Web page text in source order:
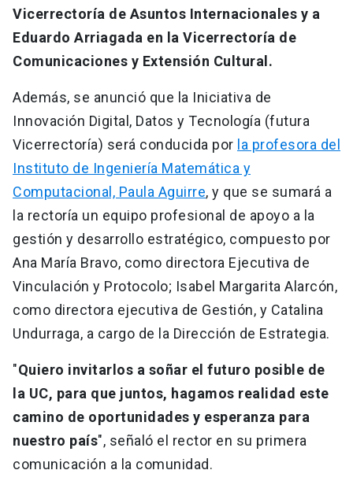
Vicerrectoría de Asuntos Internacionales y a
Eduardo Arriagada en la Vicerrectoría de
Comunicaciones y Extensión Cultural.
Además, se anunció que la Iniciativa de
Innovación Digital, Datos y Tecnología (futura
Vicerrectoría) será conducida por la profesora del
Instituto de Ingeniería Matemática y
Computacional, Paula Aguirre, y que se sumará a
la rectoría un equipo profesional de apoyo a la
gestión y desarrollo estratégico, compuesto por
Ana María Bravo, como directora Ejecutiva de
Vinculación y Protocolo; Isabel Margarita Alarcón,
como directora ejecutiva de Gestión, y Catalina
Undurraga, a cargo de la Dirección de Estrategia.
"Quiero invitarlos a soñar el futuro posible de
la UC, para que juntos, hagamos realidad este
camino de oportunidades y esperanza para
nuestro país", señaló el rector en su primera
comunicación a la comunidad.